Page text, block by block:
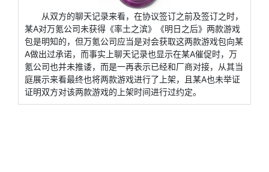
从双方的聊天记录来看，在协议签订之前及签订之时，
某A对万氪公司未获得《率土之滨》《明日之后》两款游戏
包是明知的，但万氪公司应当是对会获取这两款游戏包向某
A做出过承诺，而事实上聊天记录也显示在某A催促时，万
氪公司也并未推诿，而是一再表示已经和厂商对接，从其当
庭展示来看最终也将两款游戏进行了上架，且某A也未举证
证明双方对该两款游戏的上架时间进行过约定。